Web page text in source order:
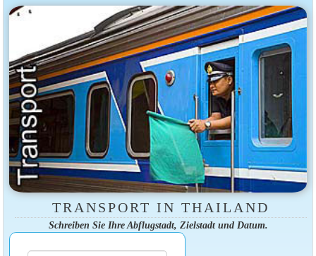
TRANSPORT IN THAILAND
Schreiben Sie Ihre Abflugstadt, Zielstadt und Datum.